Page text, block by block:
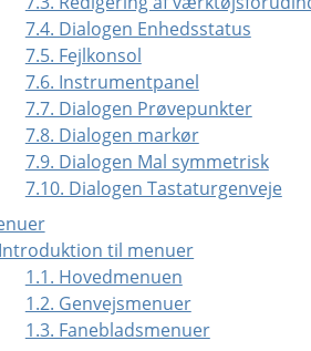
7.4. Dialogen Enhedsstatus
7.5. Fejlkonsol
7.6. Instrumentpanel
7.7. Dialogen Prøvepunkter
7.8. Dialogen markør
7.9. Dialogen Mal symmetrisk
7.10. Dialogen Tastaturgenveje
til menuer
1.1. Hovedmenuen
1.2. Genvejsmenuer
1.3. Fanebladsmenuer